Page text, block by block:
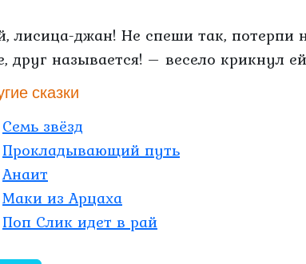
лисица-джан! Не спеши так, потерпи
друг называется! – весело крикнул
сказки
Семь звёзд
Прокладывающий путь
Анаит
Маки из Арцаха
Поп Слик идет в рай